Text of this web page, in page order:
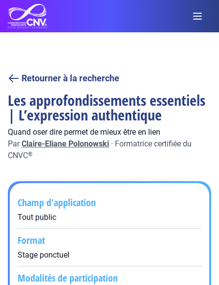
Retourner à la recherche
Les approfondissements essentiels
| L’expression authentique
Quand oser dire permet de mieux être en lien
ParClaire-Eliane Polonowski · Formatrice certifiée du
CNVC®
Champ d'application
Tout public
Format
Stage ponctuel
Modalités de participation